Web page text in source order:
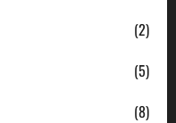
(2)
(5)
(8)